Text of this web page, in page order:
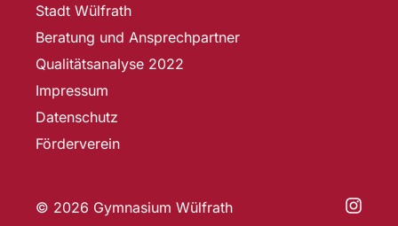
Stadt Wülfrath
Beratung und Ansprechpartner
Qualitätsanalyse 2022
Impressum
Datenschutz
Förderverein
© 2026 Gymnasium Wülfrath